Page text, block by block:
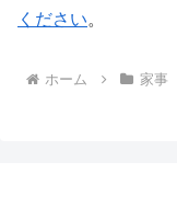
ください。
ホーム 家事